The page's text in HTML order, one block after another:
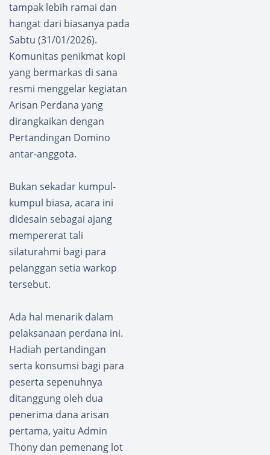
tampak lebih ramai dan
hangat dari biasanya pada
Sabtu (31/01/2026).
Komunitas penikmat kopi
yang bermarkas di sana
resmi menggelar kegiatan
Arisan Perdana yang
dirangkaikan dengan
Pertandingan Domino
antar-anggota.
Bukan sekadar kumpul-
kumpul biasa, acara ini
didesain sebagai ajang
mempererat tali
silaturahmi bagi para
pelanggan setia warkop
tersebut.
Ada hal menarik dalam
pelaksanaan perdana ini.
Hadiah pertandingan
serta konsumsi bagi para
peserta sepenuhnya
ditanggung oleh dua
penerima dana arisan
pertama, yaitu Admin
Thony dan pemenang lot